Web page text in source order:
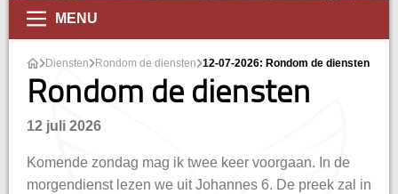
MENU
Diensten Rondom de diensten 12-07-2026: Rondom de diensten
Rondom de diensten
12 juli 2026
Komende zondag mag ik twee keer voorgaan. In de
morgendienst lezen we uit Johannes 6. De preek zal in